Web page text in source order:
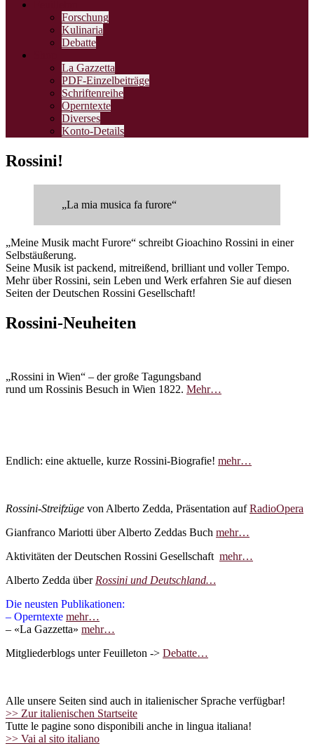
Forschung
Kulinaria
Debatte
La Gazzetta
PDF-Einzelbeiträge
Schriftenreihe
Operntexte
Diverses
Konto-Details
Rossini!
„La mia musica fa furore“
„Meine Musik macht Furore“ schreibt Gioachino Rossini in einer
Selbstäußerung.
Seine Musik ist packend, mitreißend, brilliant und voller Tempo.
Mehr über Rossini, sein Leben und Werk erfahren Sie auf diesen
Seiten der Deutschen Rossini Gesellschaft!
Rossini-Neuheiten
„Rossini in Wien“ – der große Tagungsband
rund um Rossinis Besuch in Wien 1822. Mehr…
Endlich: eine aktuelle, kurze Rossini-Biografie! mehr…
Rossini-Streifzüge von Alberto Zedda, Präsentation aufRadioOpera
Gianfranco Mariotti über Alberto Zeddas Buch mehr…
Aktivitäten der Deutschen Rossini Gesellschaft mehr…
Alberto Zedda über Rossini und Deutschland…
Die neusten Publikationen:
– Operntexte mehr…
– «La Gazzetta» mehr…
Mitgliederblogs unter Feuilleton -> Debatte…
Alle unsere Seiten sind auch in italienischer Sprache verfügbar!
>> Zur italienischen Startseite
Tutte le pagine sono disponibili anche in lingua italiana!
>> Vai al sito italiano